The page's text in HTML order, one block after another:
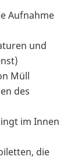
Aufnahme
und
Müll
des
im Innen
die